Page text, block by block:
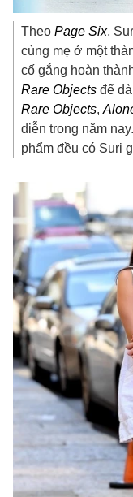
TheoPage Six,
cùng mẹ ở một
cố gắng hoàn
Rare Objectsđể
Rare Objects,
diễn trong năm
phẩm đều có Suri